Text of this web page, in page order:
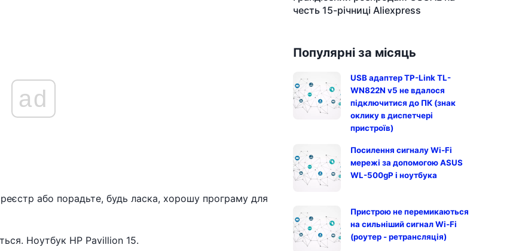
ad
або порадьте, будь ласка, хорошу програму для
Ноутбук HP Pavillion 15.
честь 15-річниці Aliexpress
Популярні за місяць
USB адаптер TP-Link TL-
WN822N v5 не вдалося
підключитися до ПК (знак
оклику в диспетчері
пристроїв)
Посилення сигналу Wi-Fi
мережі за допомогою ASUS
WL-500gP і ноутбука
Пристрою не перемикаються
на сильніший сигнал Wi-Fi
(роутер - ретрансляція)